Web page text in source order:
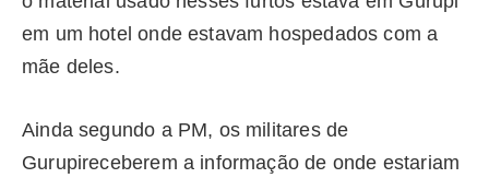
em um hotel onde estavam hospedados com a
mãe deles.
Ainda segundo a PM, os militares de
Gurupireceberem a informação de onde estariam